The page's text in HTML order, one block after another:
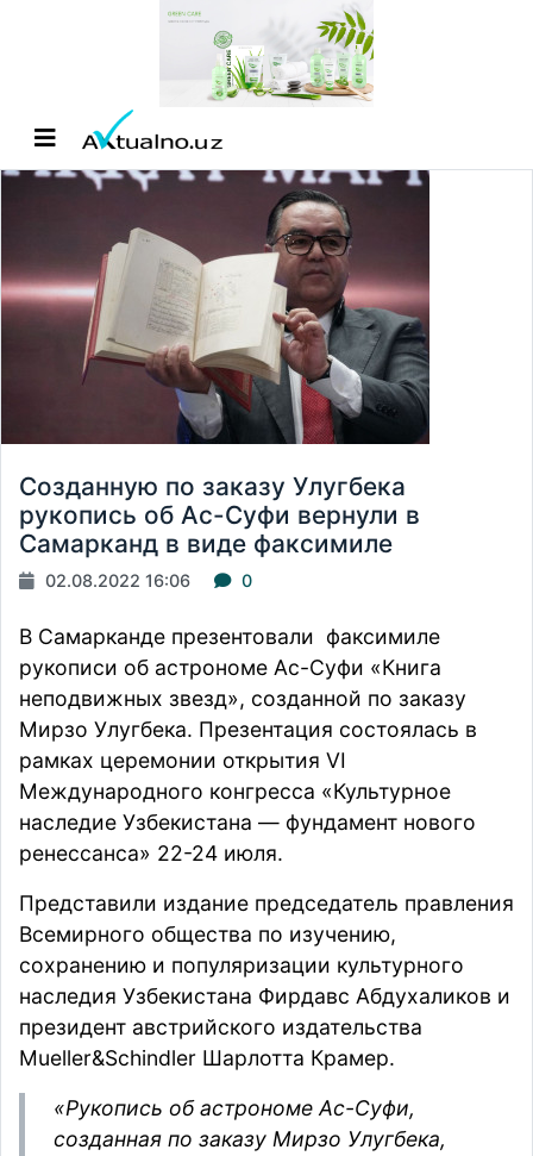
Созданную по заказу Улугбека
рукопись об Ас-Суфи вернули в
Самарканд в виде факсимиле
02.08.2022 16:06 0
В Самарканде презентовали факсимиле
рукописи об астрономе Ас-Суфи «Книга
неподвижных звезд», созданной по заказу
Мирзо Улугбека. Презентация состоялась в
рамках церемонии открытия VI
Международного конгресса «Культурное
наследие Узбекистана — фундамент нового
ренессанса» 22-24 июля.
Представили издание председатель правления
Всемирного общества по изучению,
сохранению и популяризации культурного
наследия Узбекистана Фирдавс Абдухаликов и
президент австрийского издательства
Mueller&Schindler Шарлотта Крамер.
«Рукопись об астрономе Ас-Суфи,
созданная по заказу Мирзо Улугбека,